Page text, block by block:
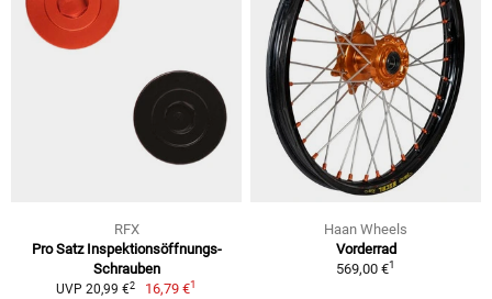
RFX
Pro Satz Inspektionsöffnungs-
Schrauben
UVP 20,99 €2 16,79 €1
Haan Wheels
Vorderrad
569,00 €1